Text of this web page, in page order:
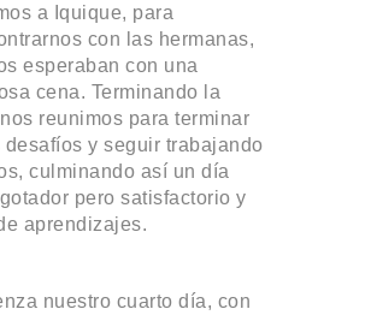
a Iquique, para
con las hermanas,
esperaban con una
cena. Terminando la
reunimos para terminar
desafíos y seguir trabajando
culminando así un día
pero satisfactorio y
aprendizajes.
nuestro cuarto día, con